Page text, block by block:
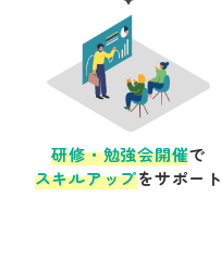
研修・勉強会開催で
スキルアップをサポート